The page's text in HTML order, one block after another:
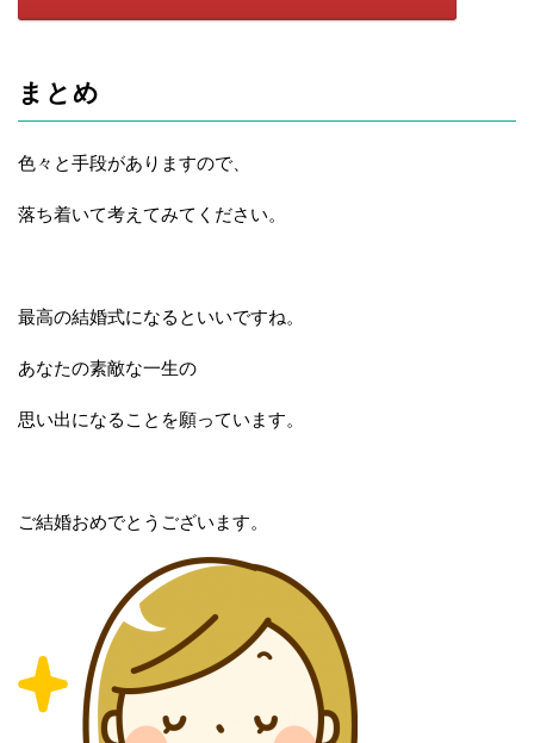
まとめ
色々と手段がありますので、
落ち着いて考えてみてください。
最高の結婚式になるといいですね。
あなたの素敵な一生の
思い出になることを願っています。
ご結婚おめでとうございます。